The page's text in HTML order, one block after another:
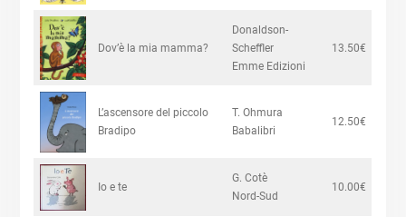
Dov’è la mia mamma?
Donaldson-
Scheffler
Emme Edizioni
13.50€
L’ascensore del piccolo
Bradipo
T. Ohmura
Babalibri
12.50€
Io e te
G. Cotè
Nord-Sud
10.00€